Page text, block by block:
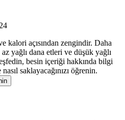
kalori açısından zengindir. Daha
yağlı dana etleri ve düşük yağlı
besin içeriği hakkında bilgi
saklayacağınızı öğrenin.